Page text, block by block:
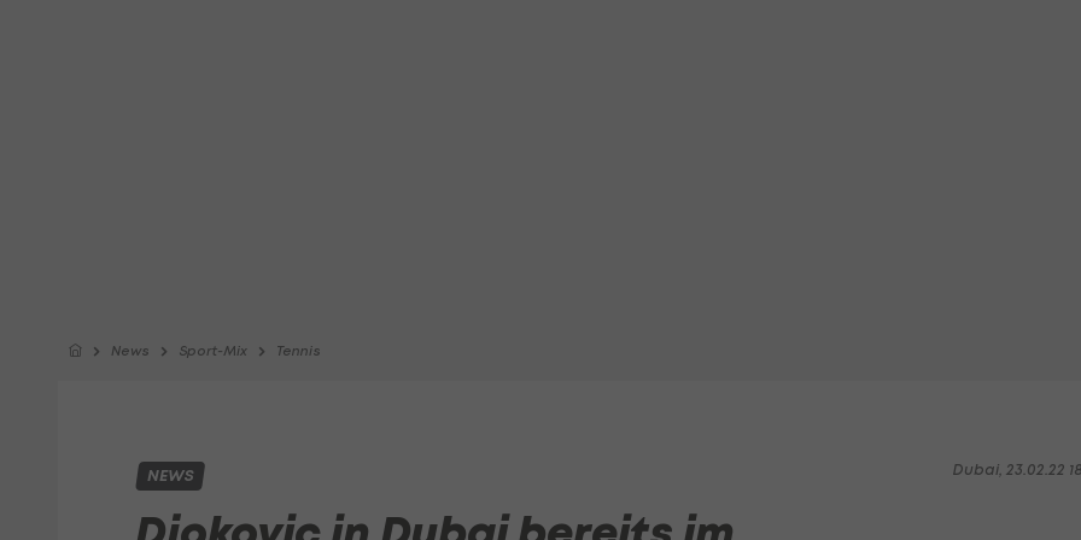
News Sport-Mix Tennis
Dubai, 23.02.22
NEWS